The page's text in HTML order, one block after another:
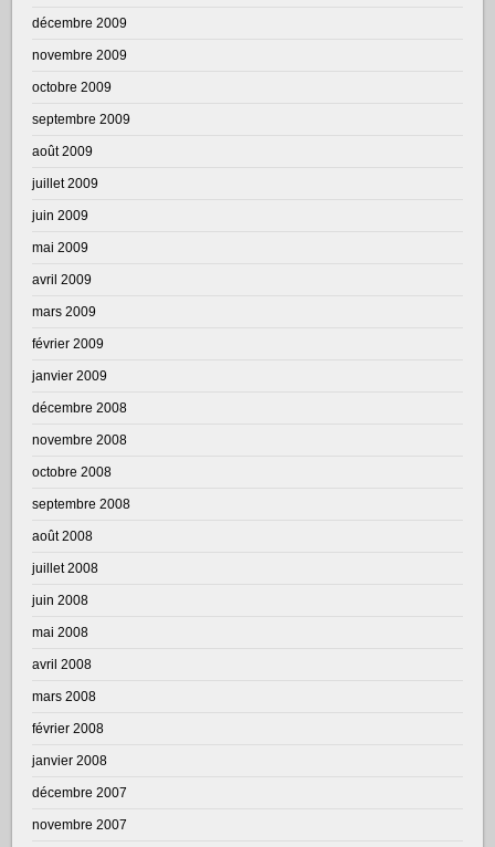
décembre 2009
novembre 2009
octobre 2009
septembre 2009
août 2009
juillet 2009
juin 2009
mai 2009
avril 2009
mars 2009
février 2009
janvier 2009
décembre 2008
novembre 2008
octobre 2008
septembre 2008
août 2008
juillet 2008
juin 2008
mai 2008
avril 2008
mars 2008
février 2008
janvier 2008
décembre 2007
novembre 2007